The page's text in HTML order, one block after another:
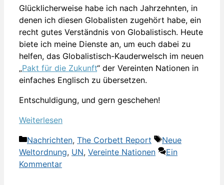
Glücklicherweise habe ich nach Jahrzehnten, in
denen ich diesen Globalisten zugehört habe, ein
recht gutes Verständnis von Globalistisch. Heute
biete ich meine Dienste an, um euch dabei zu
helfen, das Globalistisch-Kauderwelsch im neuen
„Pakt für die Zukunft“ der Vereinten Nationen in
einfaches Englisch zu übersetzen.
Entschuldigung, und gern geschehen!
Weiterlesen
Kategorien
Nachrichten, The Corbett Report Schlagwörter
Neue
Weltordnung, UN, Vereinte Nationen
Ein
Kommentar